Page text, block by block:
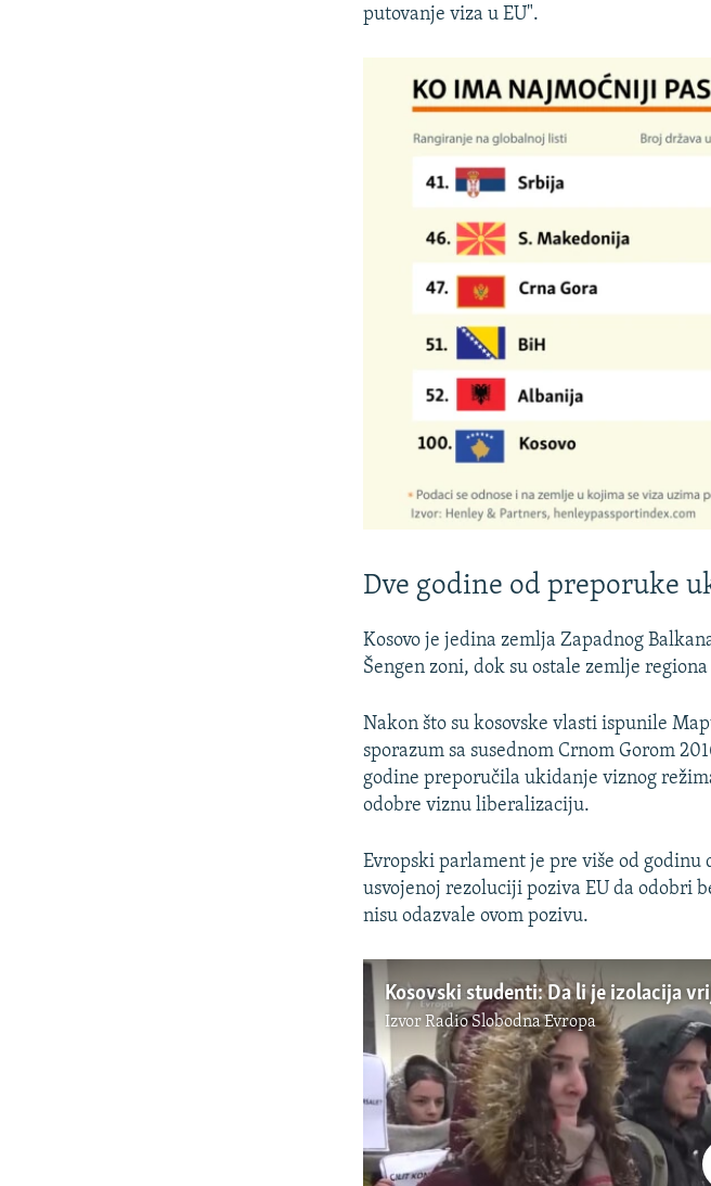
putovanje viza u EU".
Dve godine od preporuke
Kosovo je jedina zemlja Zapadnog
Šengen zoni, dok su ostale zemlje
Nakon što su kosovske vlasti ispunile
sporazum sa susednom Crnom Gorom
godine preporučila ukidanje viznog
odobre viznu liberalizaciju.
Evropski parlament je pre više od
usvojenoj rezoluciji poziva EU da odobri
nisu odazvale ovom pozivu.
Kosovski studenti: Da li je izolacija
IzvorRadio Slobodna Evropa
No media